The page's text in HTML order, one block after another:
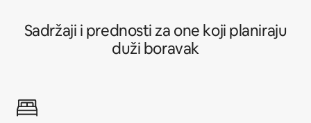
Sadržaji i prednosti za one koji planiraju
duži boravak